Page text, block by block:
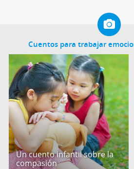
Cuentos para trabajar
Un cuento infantil sobre la
compasión